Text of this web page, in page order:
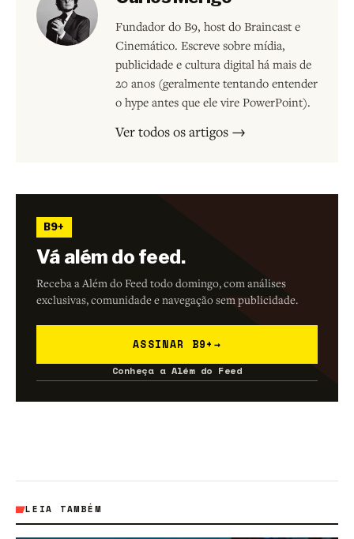
Fundador do B9, host do Braincast e
Cinemático. Escreve sobre mídia,
publicidade e cultura digital há mais de
20 anos (geralmente tentando entender
o hype antes que ele vire PowerPoint).
Ver todos os artigos →
B9+
Vá além do feed.
Receba a Além do Feed todo domingo, com análises
exclusivas, comunidade e navegação sem publicidade.
ASSINAR B9+ →
Conheça a Além do Feed
LEIA TAMBÉM